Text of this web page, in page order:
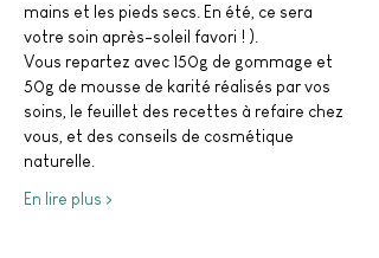
mains et les pieds secs. En été, ce sera
votre soin après-soleil favori ! ).
Vous repartez avec 150g de gommage et
50g de mousse de karité réalisés par vos
soins, le feuillet des recettes à refaire chez
vous, et des conseils de cosmétique
naturelle.
En lire plus >